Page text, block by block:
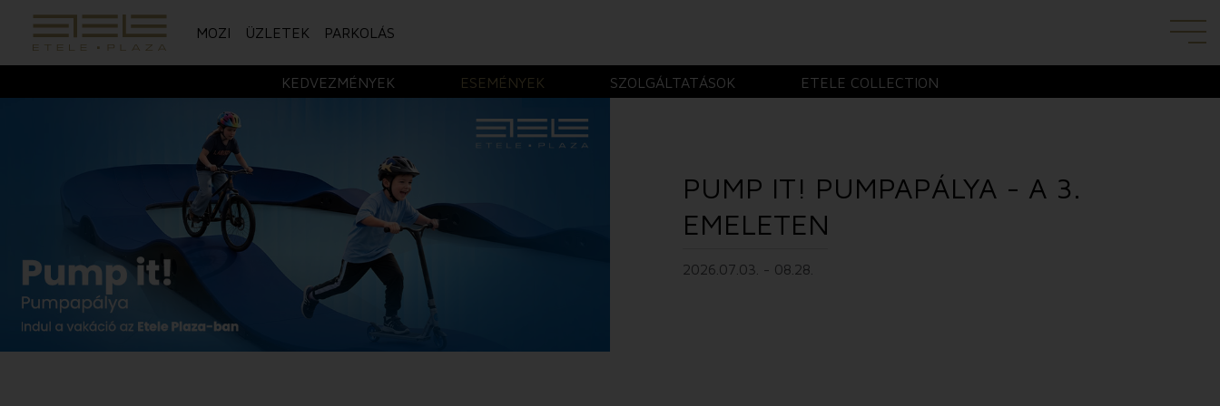
MOZI ÜZLETEK PARKOLÁS
KEDVEZMÉNYEK ESEMÉNYEK SZOLGÁLTATÁSOK ETELE COLLECTION
PUMP IT! PUMPAPÁLYA - A 3.
EMELETEN
2026.07.03. - 08.28.